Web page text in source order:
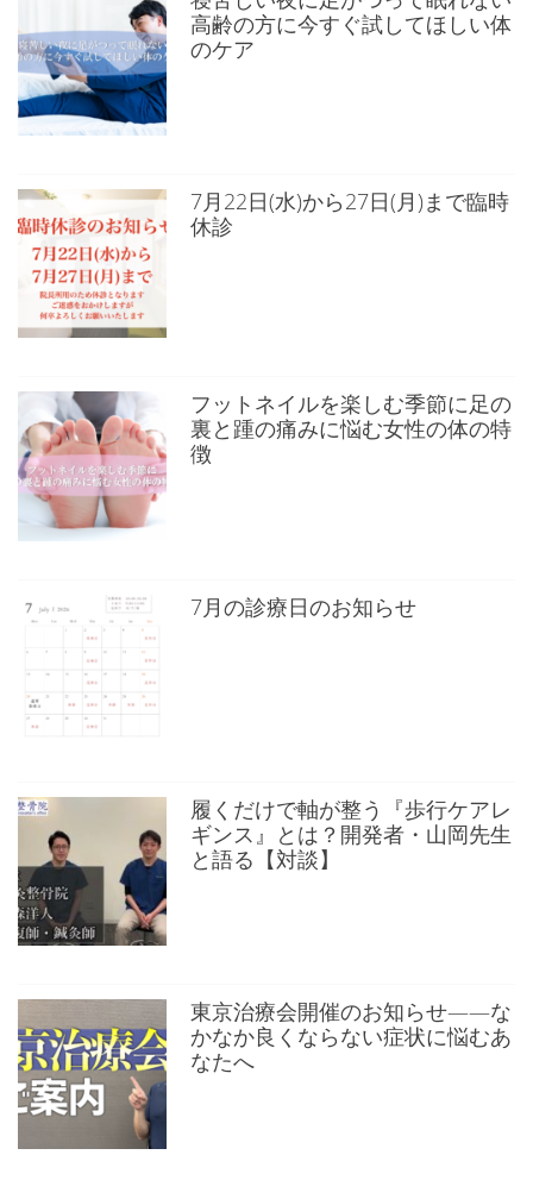
高齢の方に今すぐ試してほしい体
のケア
7月22日(水)から27日(月)まで臨時
休診
フットネイルを楽しむ季節に足の
裏と踵の痛みに悩む女性の体の特
徴
7月の診療日のお知らせ
履くだけで軸が整う『歩行ケアレ
ギンス』とは？開発者・山岡先生
と語る【対談】
東京治療会開催のお知らせ——な
かなか良くならない症状に悩むあ
なたへ